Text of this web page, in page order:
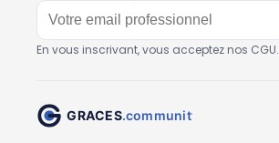
En vous inscrivant, vous acceptez nos CGU.